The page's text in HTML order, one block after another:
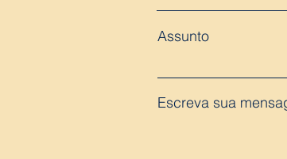
Assunto
Escreva sua